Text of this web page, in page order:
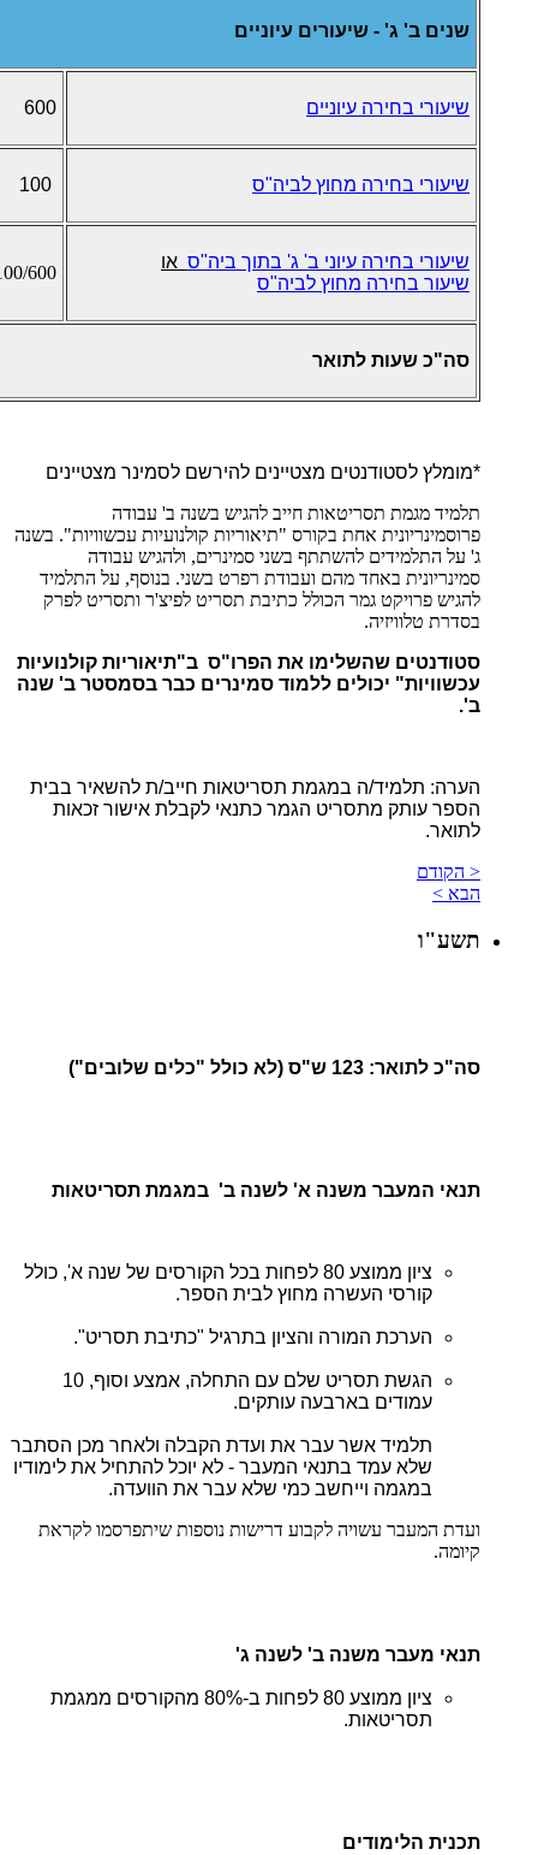
שנים ב' ג' - שיעורים עיוניים
שיעורי בחירה עיוניים 600
שיעורי בחירה מחוץ לביה"ס
שיעורי בחירה עיוני ב' ג' בתוך ביה"ס או
שיעור בחירה מחוץ לביה"ס
600
סה"כ שעות לתואר
*מומלץ לסטודנטים מצטיינים להירשם לסמינר מצטיינים
תלמיד מגמת תסריטאות חייב להגיש בשנה ב' עבודה
פרוסמינריונית אחת בקורס "תיאוריות קולנועיות עכשוויות". בשנה
ג' על התלמידים להשתתף בשני סמינרים, ולהגיש עבודה
סמינריונית באחד מהם ועבודת רפרט בשני. בנוסף, על התלמיד
להגיש פרויקט גמר הכולל כתיבת תסריט לפיצ'ר ותסריט לפרק
בסדרת טלוויזיה.
סטודנטים שהשלימו את הפרו"ס ב"תיאוריות קולנועיות
עכשוויות" יכולים ללמוד סמינרים כבר בסמסטר ב' שנה
ב'.
הערה: תלמיד/ה במגמת תסריטאות חייב/ת להשאיר בבית
הספר עותק מתסריט הגמר כתנאי לקבלת אישור זכאות
לתואר.
< הקודם
הבא >
תשע"ו
סה"כ לתואר: 123 ש"ס (לא כולל "כלים שלובים")
תנאי המעבר משנה א' לשנה ב' במגמת תסריטאות
ציון ממוצע 80 לפחות בכל הקורסים של שנה א', כולל
קורסי העשרה מחוץ לבית הספר.
הערכת המורה והציון בתרגיל "כתיבת תסריט".
הגשת תסריט שלם עם התחלה, אמצע וסוף, 10
עמודים בארבעה עותקים.
תלמיד אשר עבר את ועדת הקבלה ולאחר מכן הסתבר
שלא עמד בתנאי המעבר - לא יוכל להתחיל את לימודיו
במגמה וייחשב כמי שלא עבר את הוועדה.
ועדת המעבר עשויה לקבוע דרישות נוספות שיתפרסמו לקראת
קיומה.
תנאי מעבר משנה ב' לשנה ג'
ציון ממוצע 80 לפחות ב-80% מהקורסים ממגמת
תסריטאות.
תכנית הלימודים